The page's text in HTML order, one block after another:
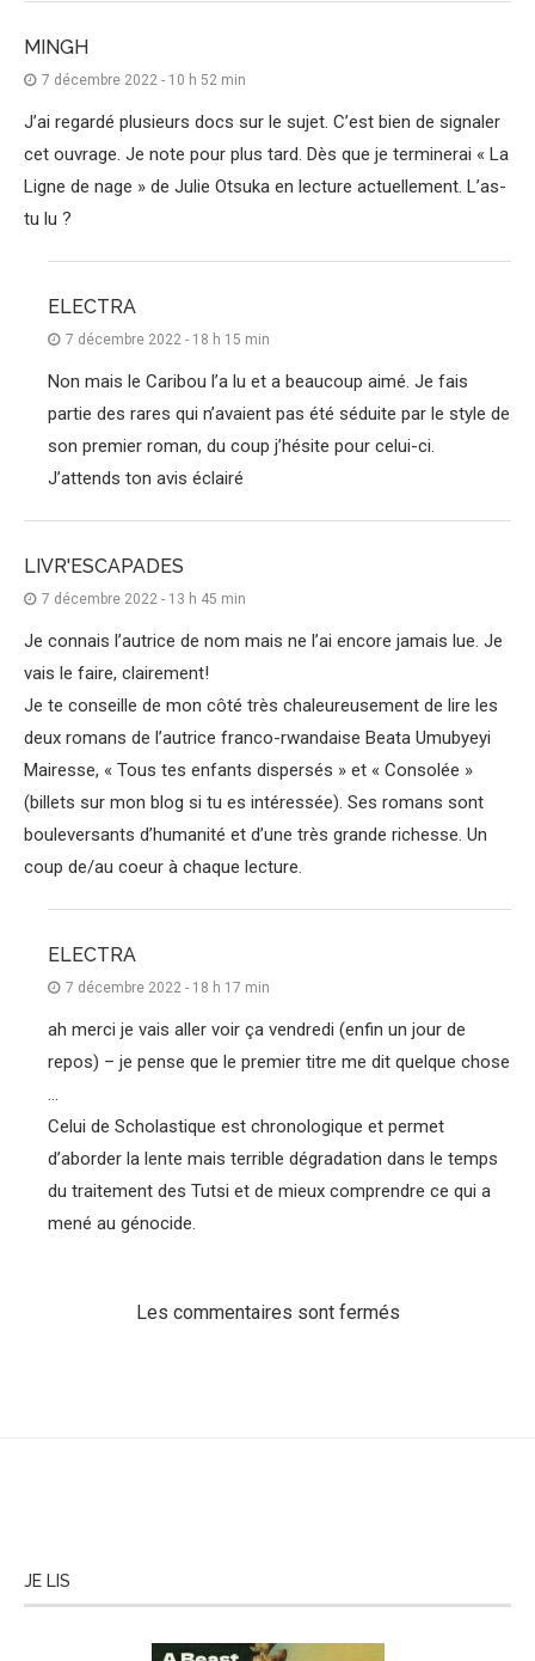
MINGH
7 décembre 2022 - 10 h 52 min
J’ai regardé plusieurs docs sur le sujet. C’est bien de signaler
cet ouvrage. Je note pour plus tard. Dès que je terminerai « La
Ligne de nage » de Julie Otsuka en lecture actuellement. L’as-
tu lu ?
ELECTRA
7 décembre 2022 - 18 h 15 min
Non mais le Caribou l’a lu et a beaucoup aimé. Je fais
partie des rares qui n’avaient pas été séduite par le style de
son premier roman, du coup j’hésite pour celui-ci.
J’attends ton avis éclairé
LIVR'ESCAPADES
7 décembre 2022 - 13 h 45 min
Je connais l’autrice de nom mais ne l’ai encore jamais lue. Je
vais le faire, clairement!
Je te conseille de mon côté très chaleureusement de lire les
deux romans de l’autrice franco-rwandaise Beata Umubyeyi
Mairesse, « Tous tes enfants dispersés » et « Consolée »
(billets sur mon blog si tu es intéressée). Ses romans sont
bouleversants d’humanité et d’une très grande richesse. Un
coup de/au coeur à chaque lecture.
ELECTRA
7 décembre 2022 - 18 h 17 min
ah merci je vais aller voir ça vendredi (enfin un jour de
repos) – je pense que le premier titre me dit quelque chose
…
Celui de Scholastique est chronologique et permet
d’aborder la lente mais terrible dégradation dans le temps
du traitement des Tutsi et de mieux comprendre ce qui a
mené au génocide.
Les commentaires sont fermés
JE LIS